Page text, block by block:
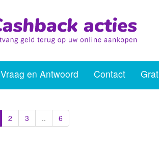
Vraag en Antwoord Contact
2 3 .. 6